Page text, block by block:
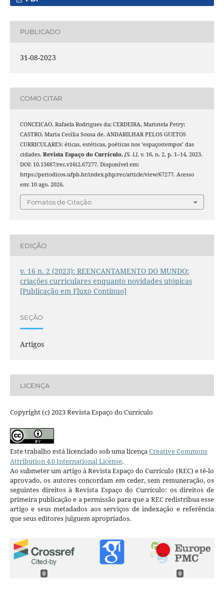
PUBLICADO
31-08-2023
COMO CITAR
CONCEICAO, Rafaela Rodrigues da; CERDEIRA, Maristela Petry;
CASTRO, Maria Cecília Sousa de. ANDARILHAR PELOS GUETOS
CURRICULARES: éticas, estéticas, poéticas nos ‘espaçostempos’ das
cidades. Revista Espaço do Currículo, [S. l.], v. 16, n. 2, p. 1–14, 2023.
DOI: 10.15687/rec.v16i2.67277. Disponível em:
https://periodicos.ufpb.br/index.php/rec/article/view/67277. Acesso
em: 10 ago. 2026.
Fomatos de Citação
EDIÇÃO
v. 16 n. 2 (2023): REENCANTAMENTO DO MUNDO:
criações curriculares enquanto novidades utópicas
[Publicação em Fluxo Contínuo]
SEÇÃO
Artigos
LICENÇA
Copyright (c) 2023 Revista Espaço do Currículo
Este trabalho está licenciado sob uma licençaCreative Commons
Attribution 4.0 International License.
Ao submeter um artigo à Revista Espaço do Currículo (REC) e tê-lo
aprovado, os autores concordam em ceder, sem remuneração, os
seguintes direitos à Revista Espaço do Currículo: os direitos de
primeira publicação e a permissão para que a REC redistribua esse
artigo e seus metadados aos serviços de indexação e referência
que seus editores julguem apropriados.
0 0